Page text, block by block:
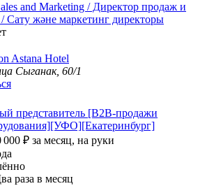
and Marketing / Директор продаж и
Сату және маркетинг директоры
Astana Hotel
Сыганак, 60/1
представитель [B2B-продажи
000 ₽ за месяц, на руки
раза в месяц